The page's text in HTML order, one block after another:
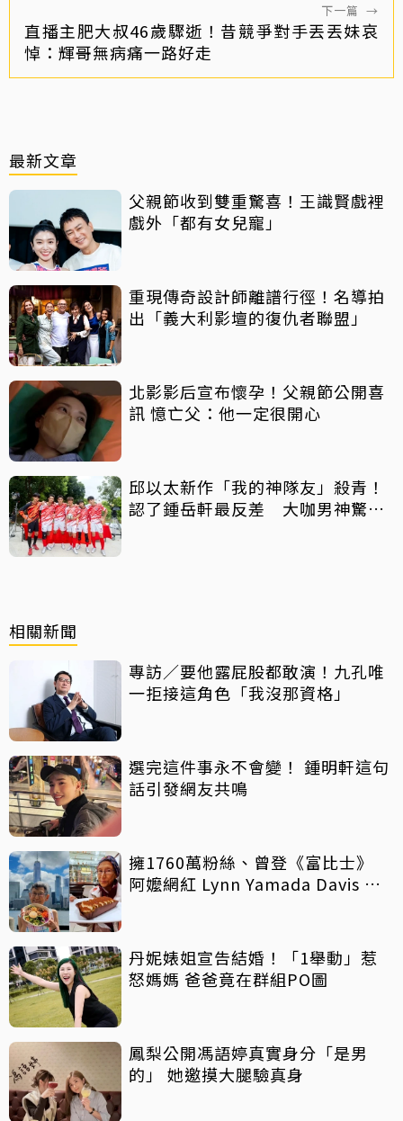
下一篇 →
直播主肥大叔46歲驟逝！昔競爭對手丟丟妹哀
悼：輝哥無病痛一路好走
最新文章
父親節收到雙重驚喜！王識賢戲裡
戲外「都有女兒寵」
重現傳奇設計師離譜行徑！名導拍
出「義大利影壇的復仇者聯盟」
北影影后宣布懷孕！父親節公開喜
訊 憶亡父：他一定很開心
邱以太新作「我的神隊友」殺青！
認了鍾岳軒最反差 大咖男神驚喜
相關新聞
專訪／要他露屁股都敢演！九孔唯
一拒接這角色「我沒那資格」
選完這件事永不會變！ 鍾明軒這句
話引發網友共鳴
擁1760萬粉絲、曾登《富比士》
阿嬤網紅 Lynn Yamada Davis 驚
丹妮婊姐宣告結婚！「1舉動」惹
怒媽媽 爸爸竟在群組PO圖
鳳梨公開馮語婷真實身分「是男
的」 她邀摸大腿驗真身